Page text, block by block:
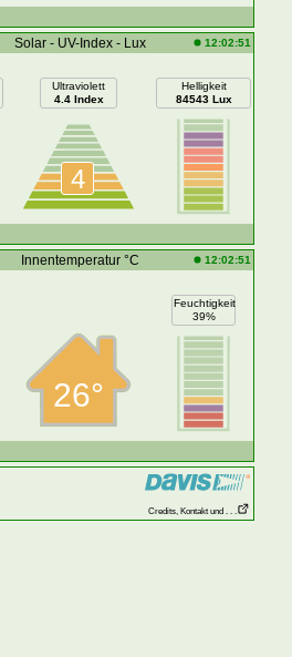
Solar - UV-Index - Lux 12:02:51
Ultraviolett
4.4 Index
4
Helligkeit
84543 Lux
Innentemperatur °C 12:02:51
26°
Feuchtigkeit
39%
Credits, Kontakt und . . .